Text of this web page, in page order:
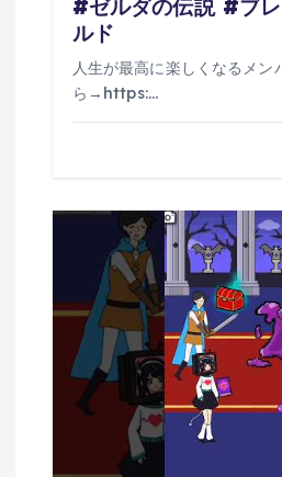
#ゼルダの伝説 #ブ
ルド
人生が最高に楽しくなるメン
ら→https:…